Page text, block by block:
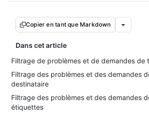
Copier en tant que Markdown
Dans cet article
Filtrage de problèmes et de demandes de
Filtrage des problèmes et des demandes
destinataire
Filtrage des problèmes et des demandes
étiquettes